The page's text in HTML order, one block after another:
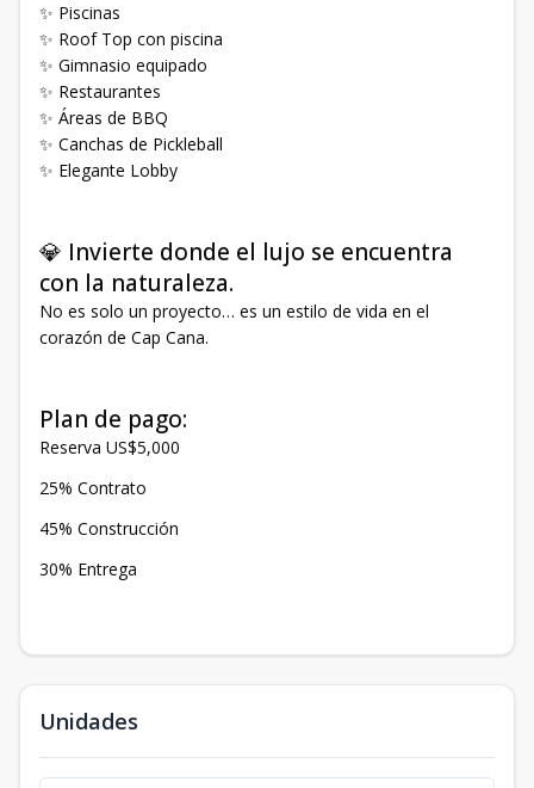
✨ Piscinas
✨ Roof Top con piscina
✨ Gimnasio equipado
✨ Restaurantes
✨ Áreas de BBQ
✨ Canchas de Pickleball
✨ Elegante Lobby
💎 Invierte donde el lujo se encuentra
con la naturaleza.
No es solo un proyecto… es un estilo de vida en el
corazón de Cap Cana.
Plan de pago:
Reserva US$5,000
25% Contrato
45% Construcción
30% Entrega
Unidades